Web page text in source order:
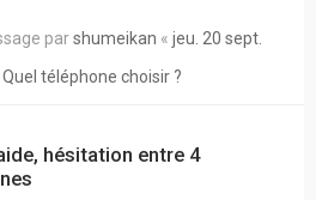
parshumeikan « jeu. 20 sept.
Quel téléphone choisir ?
hésitation entre 4